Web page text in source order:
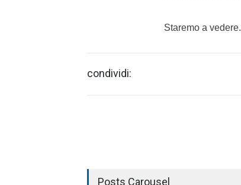
Staremo a vedere.
condividi:
Posts Carousel